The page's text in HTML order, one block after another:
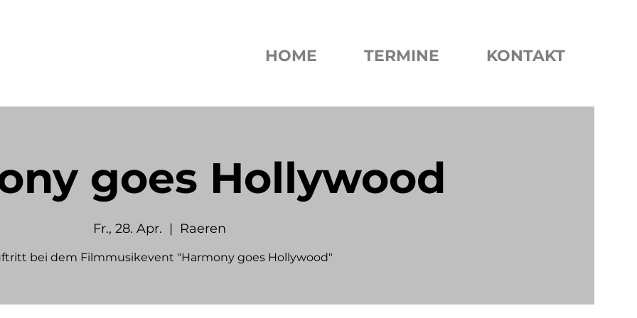
HOME TERMINE KONTAKT
goes Hollywood
Fr., 28. Apr.
  |
Raeren
bei dem Filmmusikevent "Harmony goes Hollywood"